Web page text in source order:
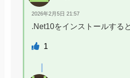
2026年2月5日 21:57
.Net10をインストールする
1